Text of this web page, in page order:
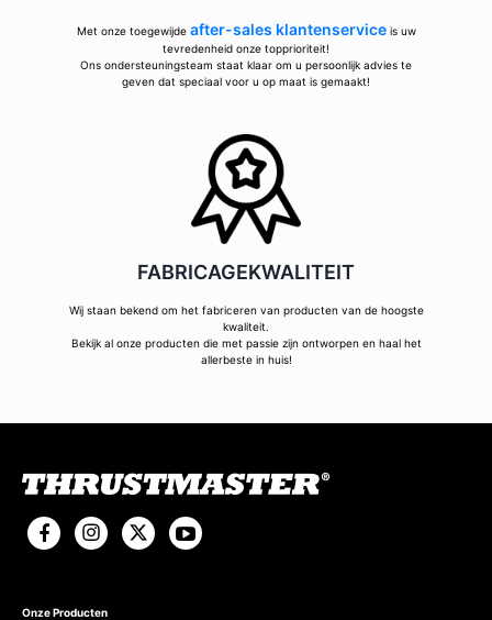
Met onze toegewijde after-sales klantenserviceis uw
tevredenheid onze topprioriteit!
Ons ondersteuningsteam staat klaar om u persoonlijk advies te
geven dat speciaal voor u op maat is gemaakt!
FABRICAGEKWALITEIT
Wij staan bekend om het fabriceren van producten van de hoogste
kwaliteit.
Bekijk al onze producten die met passie zijn ontworpen en haal het
allerbeste in huis!
Onze Producten